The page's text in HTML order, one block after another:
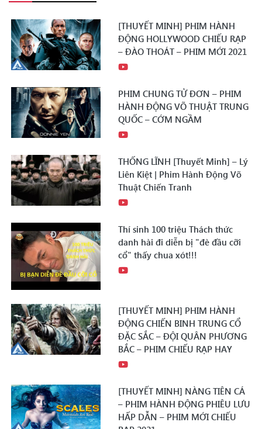
[THUYẾT MINH] PHIM HÀNH
ĐỘNG HOLLYWOOD CHIẾU RẠP
– ĐÀO THOÁT – PHIM MỚI 2021
PHIM CHUNG TỬ ĐƠN – PHIM
HÀNH ĐỘNG VÕ THUẬT TRUNG
QUỐC – CỚM NGẦM
THỐNG LĨNH [Thuyết Minh] – Lý
Liên Kiệt | Phim Hành Động Võ
Thuật Chiến Tranh
Thí sinh 100 triệu Thách thức
danh hài đi diễn bị "đè đầu cỡi
cổ" thấy chua xót!!!
[THUYẾT MINH] PHIM HÀNH
ĐỘNG CHIẾN BINH TRUNG CỔ
ĐẶC SẮC – ĐỘI QUÂN PHƯƠNG
BẮC – PHIM CHIẾU RẠP HAY
[THUYẾT MINH] NÀNG TIÊN CÁ
– PHIM HÀNH ĐỘNG PHIÊU LƯU
HẤP DẪN – PHIM MỚI CHIẾU